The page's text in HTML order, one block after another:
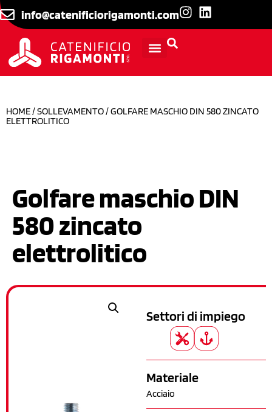
info@catenificiorigamonti.com
HOME /SOLLEVAMENTO / GOLFARE MASCHIO DIN 580 ZINCATO
ELETTROLITICO
Golfare maschio DIN
580 zincato
elettrolitico
Settori di impiego
Materiale
Acciaio